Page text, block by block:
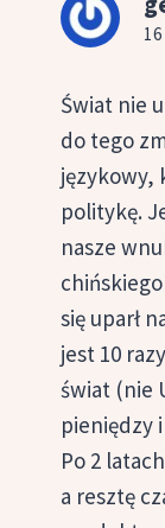
Świat nie
do tego
językowy,
politykę.
nasze
się uparł
jest 10
świat (nie
pieniędzy
Po 2
a resztę